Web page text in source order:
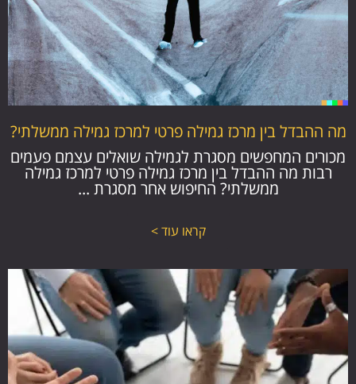
מה ההבדל בין מרכז גמילה פרטי למרכז גמילה ממשלתי?
מכורים המחפשים מסגרת לגמילה שואלים עצמם פעמים
רבות מה ההבדל בין מרכז גמילה פרטי למרכז גמילה
ממשלתי? החיפוש אחר מסגרת ...
קראו עוד >